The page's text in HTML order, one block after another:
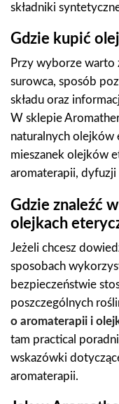
składniki
Gdzie kupić
Przy wyborze warto
surowca, sposób
składu oraz
W sklepie
naturalnych olejków
mieszanek olejków
aromaterapii,
Gdzie znaleźć
olejkach
Jeżeli chcesz
sposobach
bezpieczeństwie
poszczególnych
o aromaterapii i
tam practical
wskazówki
aromaterapii.